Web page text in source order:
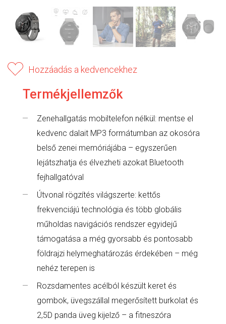
Hozzáadás a kedvencekhez
Termékjellemzők
Zenehallgatás mobiltelefon nélkül: mentse el
kedvenc dalait MP3 formátumban az okosóra
belső zenei memóriájába – egyszerűen
lejátszhatja és élvezheti azokat Bluetooth
fejhallgatóval
Útvonal rögzítés világszerte: kettős
frekvenciájú technológia és több globális
műholdas navigációs rendszer egyidejű
támogatása a még gyorsabb és pontosabb
földrajzi helymeghatározás érdekében – még
nehéz terepen is
Rozsdamentes acélból készült keret és
gombok, üvegszállal megerősített burkolat és
2,5D panda üveg kijelző – a fitneszóra